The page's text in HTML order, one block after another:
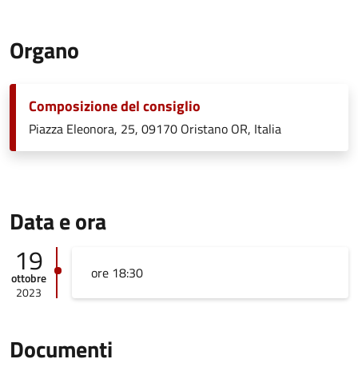
Organo
Composizione del consiglio
Piazza Eleonora, 25, 09170 Oristano OR, Italia
Data e ora
19
ottobre
2023
ore 18:30
Documenti